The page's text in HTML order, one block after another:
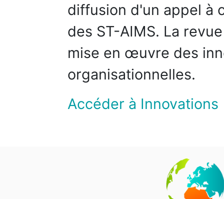
diffusion d'un appel à
des ST-AIMS. La
mise en œuvre des
organisationnelles.
Accéder à Innovations